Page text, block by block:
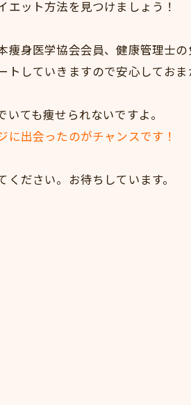
エット方法を見つけましょう！
痩身医学協会会員、健康管理士の
トしていきますので安心しておま
いても痩せられないですよ。
に出会ったのがチャンスです！
ください。お待ちしています。